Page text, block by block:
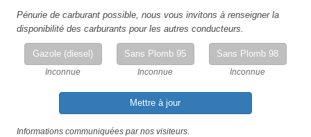
Pénurie de carburant possible, nous vous invitons à renseigner la
disponibilité des carburants pour les autres conducteurs.
Gazole (diesel)
Inconnue
Sans Plomb 95
Inconnue
Sans Plomb 98
Inconnue
Mettre à jour
Informations communiquées par nos visiteurs.